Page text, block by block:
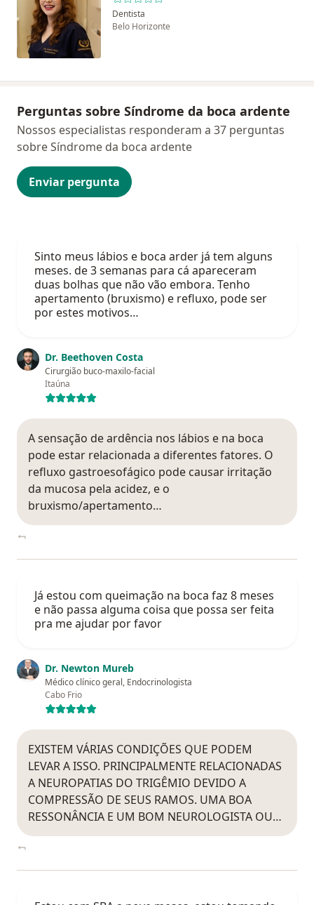
Dentista
Belo Horizonte
Perguntas sobre Síndrome da boca ardente
Enviar pergunta
Nossos especialistas responderam a 37 perguntas
sobre Síndrome da boca ardente
Sinto meus lábios e boca arder já tem alguns
meses. de 3 semanas para cá apareceram
duas bolhas que não vão embora. Tenho
apertamento (bruxismo) e refluxo, pode ser
por estes motivos…
Dr. Beethoven Costa
Cirurgião buco-maxilo-facial
Itaúna
A sensação de ardência nos lábios e na boca
pode estar relacionada a diferentes fatores. O
refluxo gastroesofágico pode causar irritação
da mucosa pela acidez, e o
bruxismo/apertamento…
Já estou com queimação na boca faz 8 meses
e não passa alguma coisa que possa ser feita
pra me ajudar por favor
Dr. Newton Mureb
Médico clínico geral, Endocrinologista
Cabo Frio
EXISTEM VÁRIAS CONDIÇÕES QUE PODEM
LEVAR A ISSO. PRINCIPALMENTE RELACIONADAS
A NEUROPATIAS DO TRIGÊMIO DEVIDO A
COMPRESSÃO DE SEUS RAMOS. UMA BOA
RESSONÂNCIA E UM BOM NEUROLOGISTA OU…